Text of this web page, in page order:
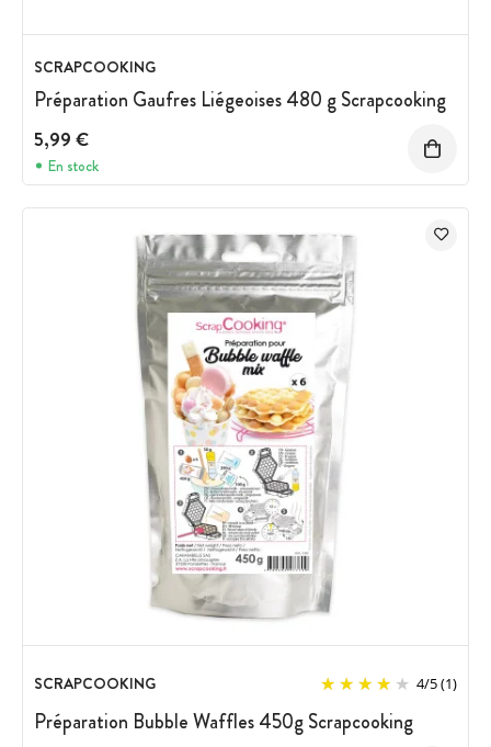
SCRAPCOOKING
Préparation Gaufres Liégeoises 480 g Scrapcooking
5,99 €
En stock
SCRAPCOOKING 4/5(1)
Préparation Bubble Waffles 450g Scrapcooking